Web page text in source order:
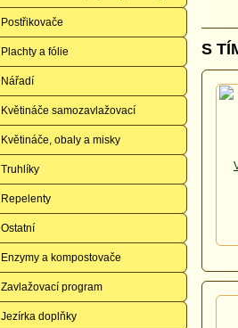
Postřikovače
Plachty a fólie
Nářadí
Květináče samozavlažovací
Květináče, obaly a misky
Truhlíky
Repelenty
Ostatní
Enzymy a kompostovače
Zavlažovací program
Jezírka doplňky
S